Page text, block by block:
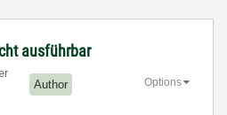
ausführbar
Author Options